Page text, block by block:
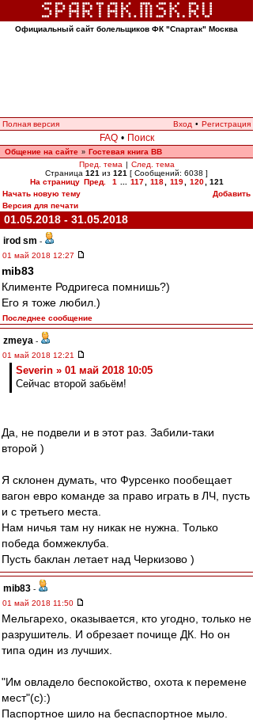
Официальный сайт болельщиков ФК "Спартак" Москва
Полная версия Вход • Регистрация
FAQ • Поиск
Общение на сайте » Гостевая книга ВВ
Пред. тема | След. тема
Страница 121 из 121 [ Сообщений: 6038 ]
На страницу Пред. 1 117 118 119 120
121
Начать новую тему
Добавить
Версия для печати
01.05.2018 - 31.05.2018
irod sm -
01 май 2018 12:27
mib83
Клименте Родригеса помнишь?)
Его я тоже любил.)
Последнее сообщение
zmeya -
01 май 2018 12:21
Severin » 01 май 2018 10:05
Сейчас второй забьём!
Да, не подвели и в этот раз. Забили-таки
второй )
Я склонен думать, что Фурсенко пообещает
вагон евро команде за право играть в ЛЧ, пусть
и с третьего места.
Нам ничья там ну никак не нужна. Только
победа бомжеклуба.
Пусть баклан летает над Черкизово )
mib83 -
01 май 2018 11:50
Мельгарехо, оказывается, кто угодно, только не
разрушитель. И обрезает почище ДК. Но он
типа один из лучших.
"Им овладело беспокойство, охота к перемене
мест"(с):)
Паспортное шило на беспаспортное мыло.